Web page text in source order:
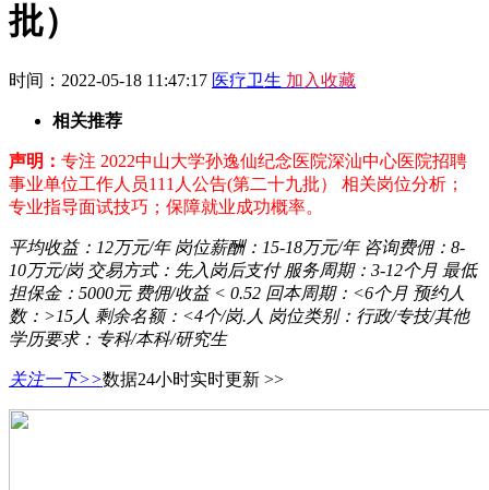
批）
时间：2022-05-18 11:47:17 医疗卫生 加入收藏
相关推荐
声明： 专注 2022中山大学孙逸仙纪念医院深汕中心医院招聘
事业单位工作人员111人公告(第二十九批） 相关岗位分析；
专业指导面试技巧；保障就业成功概率。
平均收益： 12万元/年 岗位薪酬： 15-18万元/年 咨询费佣： 8-
10万元/岗 交易方式： 先入岗后支付 服务周期： 3-12个月 最低
担保金： 5000元 费佣/收益 < 0.52 回本周期： <6个月 预约人
数： >15人 剩余名额： <4个/岗.人 岗位类别： 行政/专技/其他
学历要求： 专科/本科/研究生
关注一下>>数据24小时实时更新 >>